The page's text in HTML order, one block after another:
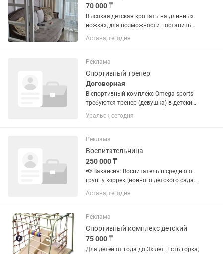
70 000 ₸
Высокая детская кровать на длинных
ножках, для возможности поставить
под ним еще диван. Длина 180 см.
Экономит место. Делали на заказ.
Астана, сегодня
Реклама
Спортивный тренер
Договорная
В спортивный комплекс Omega sports
требуются тренер (девушка) в детский
бассейн Если ты Ответственный
Целеустремленный Тебе нравится
Уральск, сегодня
Реклама
Воспитательница
250 000 ₸
📢 Вакансия: Воспитатель в среднюю
группу коррекционного детского сада
Мы ищем ответственного,
доброжелательного и любящего детей
коррекционного детского сада.
Условия...
Астана, сегодня
Реклама
Спортивный комплекс детский
75 000 ₸
Для детей от года до 3х лет. Есть горка,